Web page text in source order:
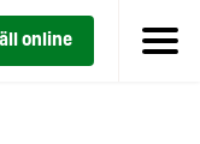
online